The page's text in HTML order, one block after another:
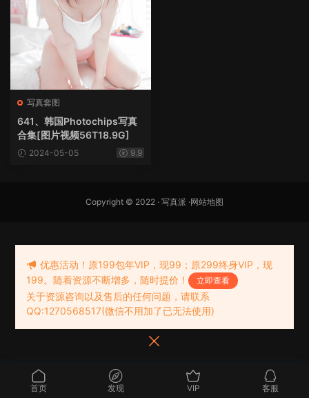
写真套图
641、韩国Photochips写真
合集[图片视频56T18.9G]
2024-05-05 9.9
Copyright © 2022 · 写真派 ·网站地图
首页 发现 VIP 客服
优惠活动！原199包年VIP，现99；原299终身VIP，现
199。随着资源不断增多，随时提价！
立即查看
关于资源咨询以及售后的任何问题，请联系
QQ:1270568517(微信不用加了已无法使用)